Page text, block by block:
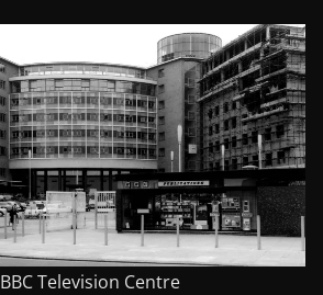
BBC Television Centre